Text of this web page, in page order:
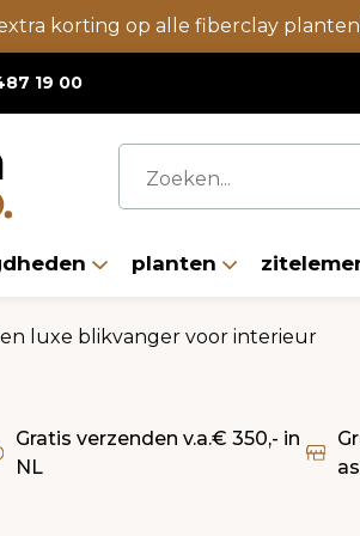
korting op alle fiberclay
19 00
planten
luxe blikvanger voor interieur
Gratis verzenden v.a.€ 350,- in
NL